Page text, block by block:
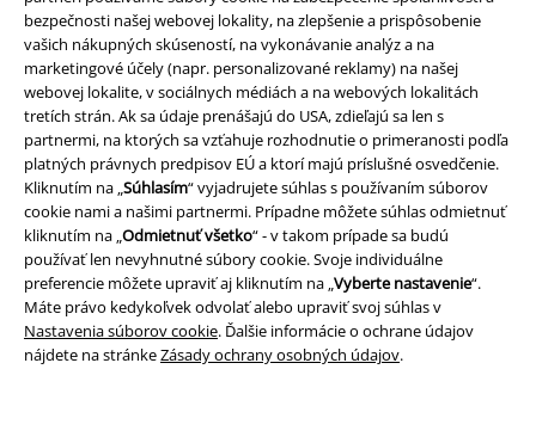
bezpečnosti našej webovej lokality, na zlepšenie a prispôsobenie
vašich nákupných skúseností, na vykonávanie analýz a na
marketingové účely (napr. personalizované reklamy) na našej
webovej lokalite, v sociálnych médiách a na webových lokalitách
tretích strán. Ak sa údaje prenášajú do USA, zdieľajú sa len s
partnermi, na ktorých sa vzťahuje rozhodnutie o primeranosti podľa
platných právnych predpisov EÚ a ktorí majú príslušné osvedčenie.
Kliknutím na „Súhlasím“ vyjadrujete súhlas s používaním súborov
cookie nami a našimi partnermi. Prípadne môžete súhlas odmietnuť
kliknutím na „Odmietnuť všetko“ - v takom prípade sa budú
používať len nevyhnutné súbory cookie. Svoje individuálne
preferencie môžete upraviť aj kliknutím na „Vyberte nastavenie“.
Máte právo kedykoľvek odvolať alebo upraviť svoj súhlas v
Nastavenia súborov cookie. Ďalšie informácie o ochrane údajov
nájdete na stránkeZásady ochrany osobných údajov.
Právne informácie
Podmienky
Imprint
Ochrana osobných údajov
Likvidácia odpadu a ochrana životného prostredia
Vyhlásenie o zhode